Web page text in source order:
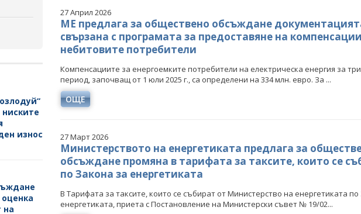
износ
на
27 Април 2026
МЕ предлага за обществено обсъждане
свързана с програмата за предоставяне на
небитовите потребители
Компенсациите за енергоемките потребители на електрическа енергия за
период, започващ от 1 юли 2025 г., са определени на 334 млн. евро. За ...
ОЩЕ
27 Март 2026
Министерството на енергетиката предлага за
обсъждане промяна в тарифата за таксите, които се
по Закона за енергетиката
В Тарифата за таксите, които се събират от Министерство на енергетиката по
енергетиката, приета с Постановление на Министерски съвет № 19/02...